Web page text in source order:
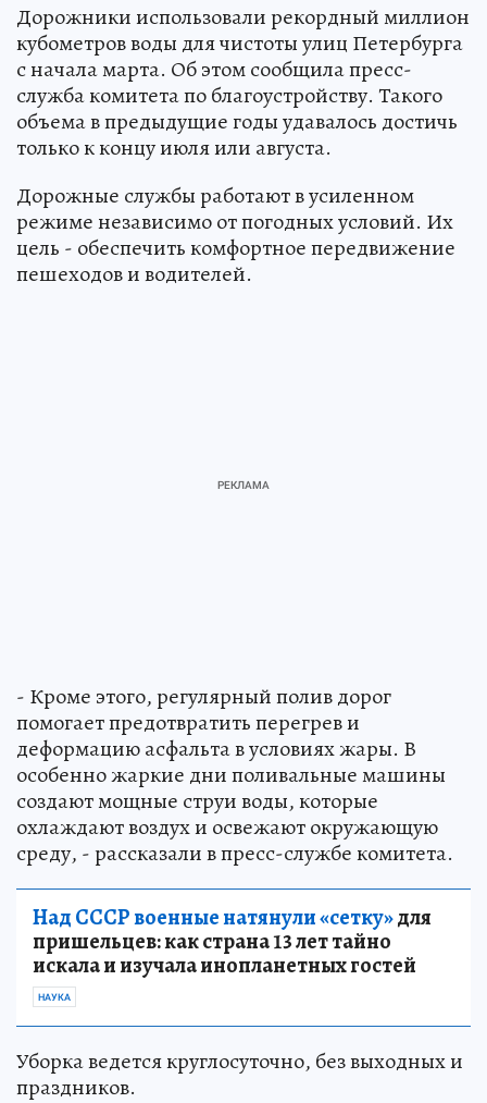
Дорожники использовали рекордный миллион
кубометров воды для чистоты улиц Петербурга
с начала марта. Об этом сообщила пресс-
служба комитета по благоустройству. Такого
объема в предыдущие годы удавалось достичь
только к концу июля или августа.
Дорожные службы работают в усиленном
режиме независимо от погодных условий. Их
цель - обеспечить комфортное передвижение
пешеходов и водителей.
- Кроме этого, регулярный полив дорог
помогает предотвратить перегрев и
деформацию асфальта в условиях жары. В
особенно жаркие дни поливальные машины
создают мощные струи воды, которые
охлаждают воздух и освежают окружающую
среду, - рассказали в пресс-службе комитета.
Над СССР военные натянули «сетку»для
пришельцев: как страна 13 лет тайно
искала и изучала инопланетных гостей
НАУКА
Уборка ведется круглосуточно, без выходных и
праздников.